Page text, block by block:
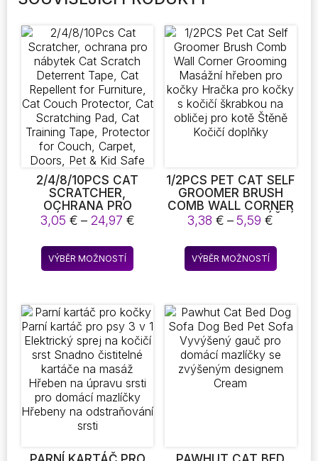
2/4/8/10PCS CAT
SCRATCHER,
OCHRANA PRO
NÁBYTEK CAT
SCRATCH
DETERRENT TAPE,
CAT REPELLENT FOR
FURNITURE, CAT
PAD, CAT TRAINING
TAPE, PROTECTOR
FOR COUCH, CARPET,
DOORS, PET & KID
SAFE
3,05 € – 24,97 €Rozpětí
VÝBĚR MOŽNOSTÍ
Tento
produkt
variant.
Možnosti
lze
vybrat
na
stránce
produktu
1/2PCS PET CAT SELF
GROOMER BRUSH
COMB WALL CORNER
GROOMING MASÁŽNÍ
HŘEBEN PRO KOČKY
HRAČKA PRO KOČKY
S KOČIČÍ ŠKRABKOU
NA OBLIČEJ PRO
3,38€ – 5,59€
3,38 €
až
VÝBĚR MOŽNOSTÍ
Tento
produkt
variant.
lze
vybrat
na